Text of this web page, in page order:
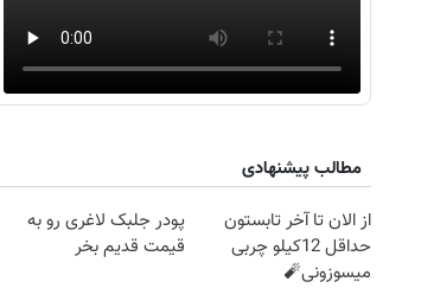
مطالب پیشنهادی
از الان تا آخر تابستون
حداقل 12کیلو چربی
میسوزونی🧨
پودر جلبک لاغری رو به
قیمت قدیم بخر